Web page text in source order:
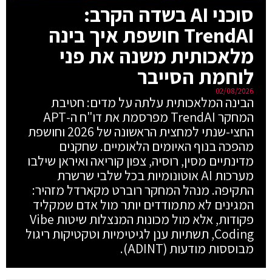
סוכני AI בשדה הקרב:
TrendAI חושפת איך בינה
מלאכותית משנה את פני
לוחמת הסייבר
02/08/2026
הבינה המלאכותית עלתה על מדים: חטיבת
המחקר TrendAI מפרסמת את דו"ח ה-APT
החצי-שנתי למחצית הראשונה של 2026 וחושפת
מהפכה בנוף האיומים הלאומיים. שחקנים
מדינתיים מסין, רוסיה, צפון קוריאה ואיראן שילבו
מערכות AI אוטונומיות בכל שלבי שרשרת
התקיפה. מנהל המחקר רוברט מקארדל מזהיר:
המגינים לא מתמודדים יותר מול אדם שמקליד
פקודות, אלא מול מכונות המנצלות שיטות Vibe
Coding, תשתיות ענן לגיטימיות וטקטיקות ריגול
מבוססות מודעות (ADINT).